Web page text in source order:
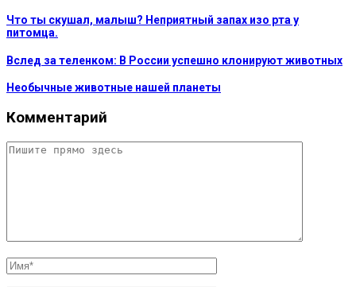
Что ты скушал, малыш? Неприятный запах изо рта у
питомца.
Вслед за теленком: В России успешно клонируют животных
Необычные животные нашей планеты
Комментарий